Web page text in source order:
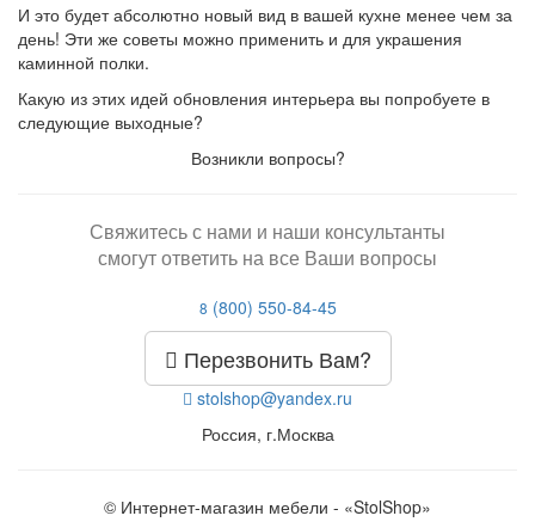
И это будет абсолютно новый вид в вашей кухне менее чем за
день! Эти же советы можно применить и для украшения
каминной полки.
Какую из этих идей обновления интерьера вы попробуете в
следующие выходные?
Возникли вопросы?
Свяжитесь с нами и наши консультанты
смогут ответить на все Ваши вопросы
8 (800) 550-84-45
Перезвонить Вам?
stolshop@yandex.ru
Россия, г.Москва
© Интернет-магазин мебели - «StolShop»